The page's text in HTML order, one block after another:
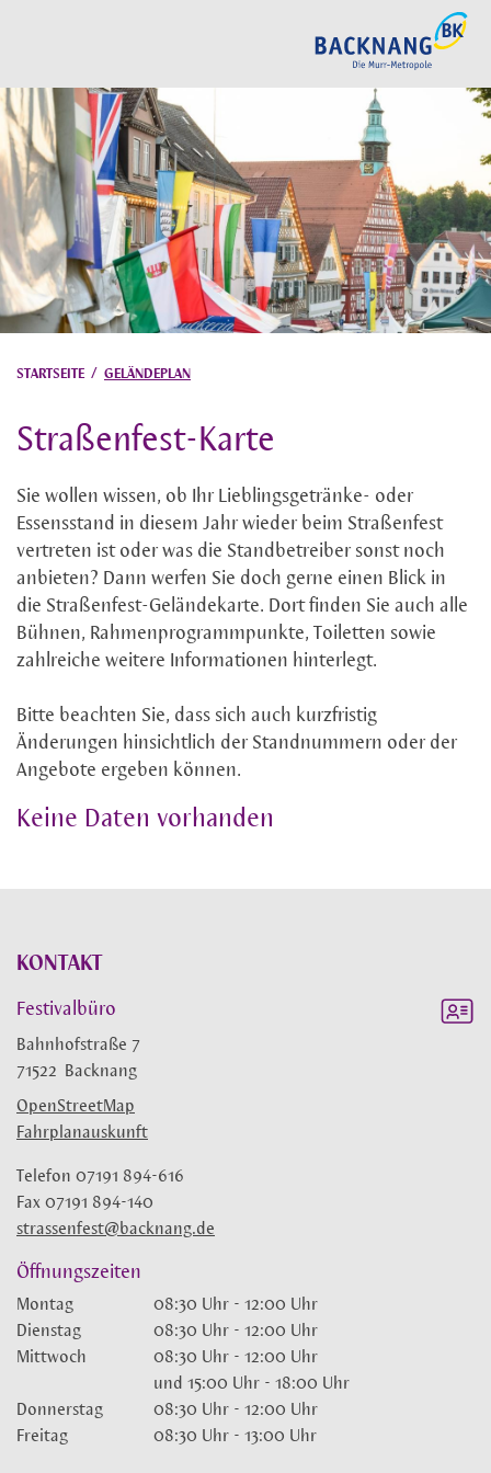
KONTAKT
Festivalbüro
Bahnhofstraße 7
71522
Backnang
OpenStreetMap
Fahrplanauskunft
strassenfest@backnang.de
Telefon 07191 894-616
Fax 07191 894-140
Öffnungszeiten
Montag 08:30 Uhr -12:00 Uhr
Dienstag
08:30 Uhr -12:00 Uhr
Mittwoch
08:30 Uhr -12:00 Uhr
und15:00 Uhr -18:00 Uhr
Donnerstag
08:30 Uhr -12:00 Uhr
Freitag
08:30 Uhr -13:00 Uhr
STARTSEITE/ GELÄNDEPLAN
Straßenfest-Karte
Sie wollen wissen, ob Ihr Lieblingsgetränke- oder
Essensstand in diesem Jahr wieder beim Straßenfest
vertreten ist oder was die Standbetreiber sonst noch
anbieten? Dann werfen Sie doch gerne einen Blick in
die Straßenfest-Geländekarte. Dort finden Sie auch alle
Bühnen, Rahmenprogrammpunkte, Toiletten sowie
zahlreiche weitere Informationen hinterlegt.
Bitte beachten Sie, dass sich auch kurzfristig
Änderungen hinsichtlich der Standnummern oder der
Angebote ergeben können.
Keine Daten vorhanden